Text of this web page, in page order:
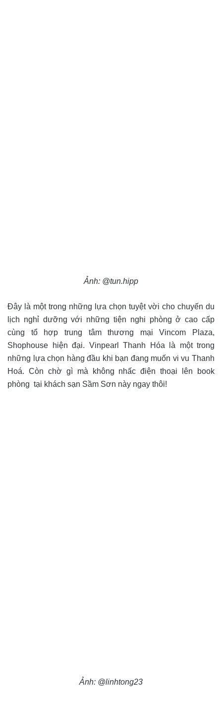
Ảnh: @tun.hipp
Đây là một trong những lựa chọn tuyệt vời cho chuyến du
lịch nghỉ dưỡng với những tiện nghi phòng ở cao cấp
cùng tổ hợp trung tâm thương mại Vincom Plaza,
Shophouse hiện đại. Vinpearl Thanh Hóa là một trong
những lựa chọn hàng đầu khi bạn đang muốn vi vu Thanh
Hoá. Còn chờ gì mà không nhấc điện thoại lên book
phòng tại khách sạn Sầm Sơn này ngay thôi!
Ảnh: @linhtong23